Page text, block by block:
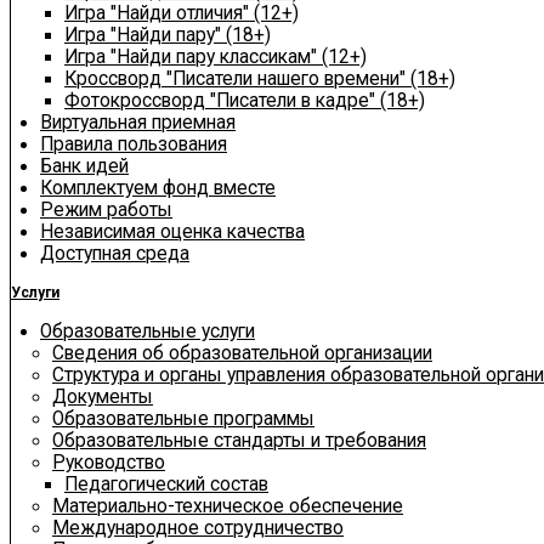
Игра "Найди отличия" (12+)
Игра "Найди пару" (18+)
Игра "Найди пару классикам" (12+)
Кроссворд "Писатели нашего времени" (18+)
Фотокроссворд "Писатели в кадре" (18+)
Виртуальная приемная
Правила пользования
Банк идей
Комплектуем фонд вместе
Режим работы
Независимая оценка качества
Доступная среда
Услуги
Образовательные услуги
Сведения об образовательной организации
Структура и органы управления образовательной
Документы
Образовательные программы
Образовательные стандарты и требования
Руководство
Педагогический состав
Материально-техническое обеспечение
Международное сотрудничество